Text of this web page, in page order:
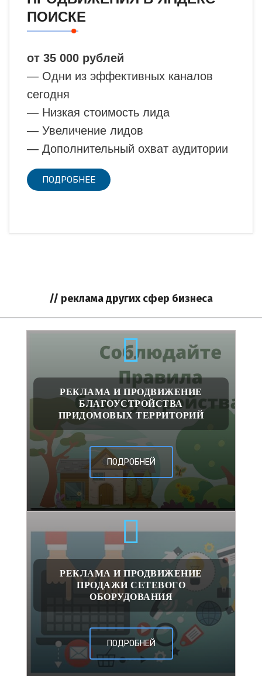
ПОИСКЕ
от 35 000 рублей
— Одни из эффективных каналов
сегодня
— Низкая стоимость лида
— Увеличение лидов
— Дополнительный охват аудитории
ПОДРОБНЕЕ
// реклама других сфер бизнеса
РЕКЛАМА И ПРОДВИЖЕНИЕ
БЛАГОУСТРОЙСТВА
ПРИДОМОВЫХ ТЕРРИТОРИЙ
ПОДРОБНЕЙ
РЕКЛАМА И ПРОДВИЖЕНИЕ
ПРОДАЖИ СЕТЕВОГО
ОБОРУДОВАНИЯ
ПОДРОБНЕЙ